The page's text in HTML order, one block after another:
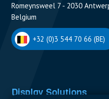
Romeynsweel 7 - 2030
Belgium
+32 (0)3 544 70 66 (BE)
Display Solutions